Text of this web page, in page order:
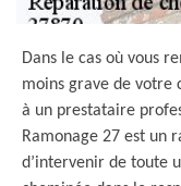
Dans le cas où vous
moins grave de votre
à un prestataire
Ramonage 27 est un
d’intervenir de toute